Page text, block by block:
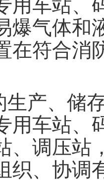
用车站、
爆气体和
在符合消
生产、储
用车站、
、调压站
织、协调